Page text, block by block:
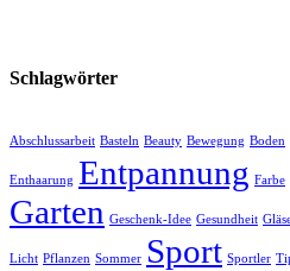
Schlagwörter
Abschlussarbeit Basteln Beauty Bewegung Boden
Enthaarung Entpannung Farbe
Garten Geschenk-Idee Gesundheit
Licht Pflanzen Sommer Sport Sportler